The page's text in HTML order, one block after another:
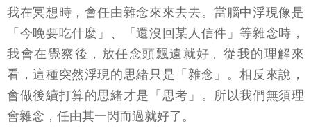
我在冥想時，會任由雜念來來去去。當腦中浮現像是
「今晚要吃什麼」、「還沒回某人信件」等雜念時，
我會在覺察後，放任念頭飄遠就好。從我的理解來
看，這種突然浮現的思緒只是「雜念」。相反來說，
會做後續打算的思緒才是「思考」。所以我們無須理
會雜念，任由其一閃而過就好了。